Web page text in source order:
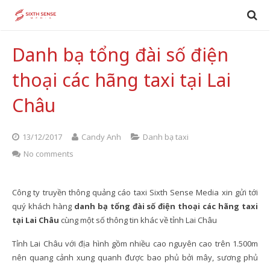
Danh bạ tổng đài số điện
thoại các hãng taxi tại Lai
Châu
13/12/2017 Candy Anh
Danh bạ taxi
No comments
Công ty truyền thông quảng cáo taxi Sixth Sense Media xin gửi tới
quý khách hàng danh bạ tổng đài số điện thoại các hãng taxi
tại Lai Châu cùng một số thông tin khác về tỉnh Lai Châu
Tỉnh Lai Châu với địa hình gồm nhiều cao nguyên cao trên 1.500m
nên quang cảnh xung quanh được bao phủ bởi mây, sương phủ